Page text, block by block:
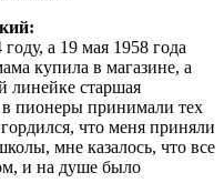
а 19 мая 1958 года
купила в магазине, а
линейке старшая
пионеры принимали тех
что меня приняли
мне казалось, что все
и на душе было